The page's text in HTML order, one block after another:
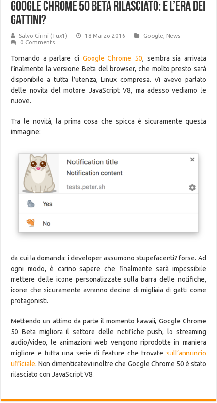
Google Chrome 50 Beta rilasciato: è l’era dei
gattini?
Salvo Cirmi (Tux1) 18 Marzo 2016 Google
News
0 Comments
Tornando a parlare di Google Chrome 50, sembra sia arrivata
finalmente la versione Beta del browser, che molto presto sarà
disponibile a tutta l’utenza, Linux compresa. Vi avevo parlato
delle novità del motore JavaScript V8, ma adesso vediamo le
nuove.
Tra le novità, la prima cosa che spicca è sicuramente questa
immagine:
da cui la domanda: i developer assumono stupefacenti? forse. Ad
ogni modo, è carino sapere che finalmente sarà impossibile
mettere delle icone personalizzate sulla barra delle notifiche,
icone che sicuramente avranno decine di migliaia di gatti come
protagonisti.
Mettendo un attimo da parte il momento kawaii, Google Chrome
50 Beta migliora il settore delle notifiche push, lo streaming
audio/video, le animazioni web vengono riprodotte in maniera
migliore e tutta una serie di feature che trovate sull’annuncio
ufficiale. Non dimenticatevi inoltre che Google Chrome 50 è stato
rilasciato con JavaScript V8.